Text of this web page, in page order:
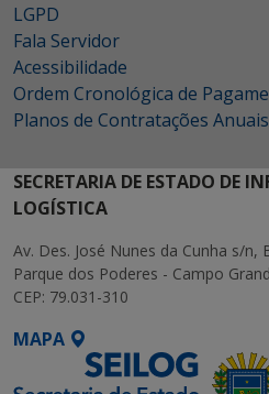
LGPD
Fala Servidor
Acessibilidade
Ordem Cronológica de
Planos de Contratações Anuais
SECRETARIA DE ESTADO DE
LOGÍSTICA
Av. Des. José Nunes da Cunha s/n,
Parque dos Poderes - Campo
CEP: 79.031-310
MAPA